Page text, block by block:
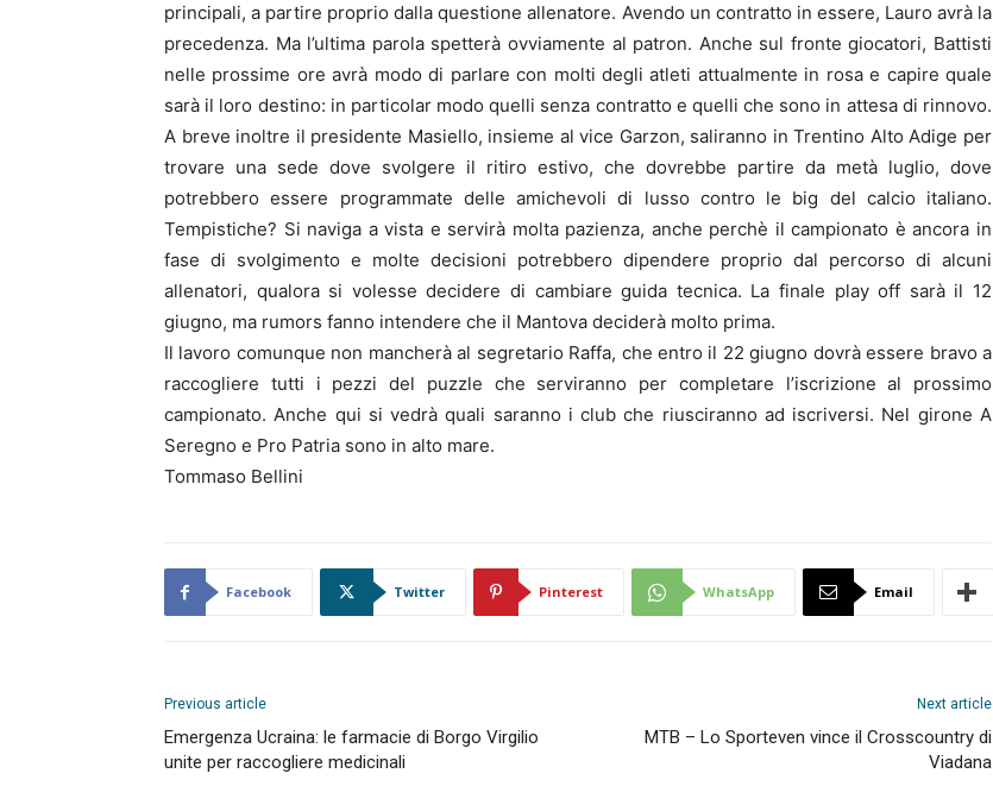
principali, a partire proprio dalla questione allenatore. Avendo un contratto in essere, Lauro avrà la
precedenza. Ma l’ultima parola spetterà ovviamente al patron. Anche sul fronte giocatori, Battisti
nelle prossime ore avrà modo di parlare con molti degli atleti attualmente in rosa e capire quale
sarà il loro destino: in particolar modo quelli senza contratto e quelli che sono in attesa di rinnovo.
A breve inoltre il presidente Masiello, insieme al vice Garzon, saliranno in Trentino Alto Adige per
trovare una sede dove svolgere il ritiro estivo, che dovrebbe partire da metà luglio, dove
potrebbero essere programmate delle amichevoli di lusso contro le big del calcio italiano.
Tempistiche? Si naviga a vista e servirà molta pazienza, anche perchè il campionato è ancora in
fase di svolgimento e molte decisioni potrebbero dipendere proprio dal percorso di alcuni
allenatori, qualora si volesse decidere di cambiare guida tecnica. La finale play off sarà il 12
giugno, ma rumors fanno intendere che il Mantova deciderà molto prima.
Il lavoro comunque non mancherà al segretario Raffa, che entro il 22 giugno dovrà essere bravo a
raccogliere tutti i pezzi del puzzle che serviranno per completare l’iscrizione al prossimo
campionato. Anche qui si vedrà quali saranno i club che riusciranno ad iscriversi. Nel girone A
Seregno e Pro Patria sono in alto mare.
Tommaso Bellini
Facebook Twitter Pinterest WhatsApp Email
Previous article
Emergenza Ucraina: le farmacie di Borgo Virgilio
unite per raccogliere medicinali
Next article
MTB – Lo Sporteven vince il Crosscountry di
Viadana